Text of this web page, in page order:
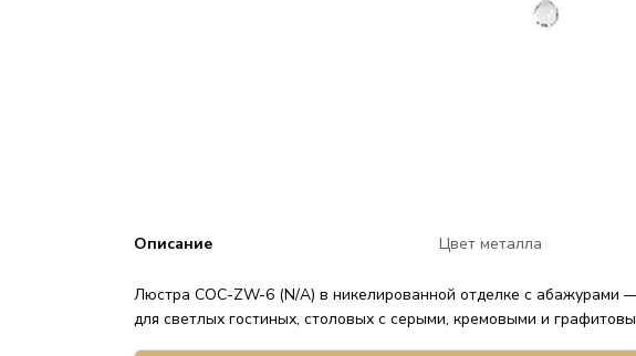
Описание Цвет металла
Люстра COC-ZW-6 (N/A) в никелированной отделке с абажурами
для светлых гостиных, столовых с серыми, кремовыми и